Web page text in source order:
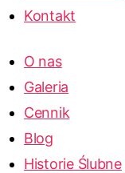
Kontakt
O nas
Galeria
Cennik
Blog
Historie Ślubne